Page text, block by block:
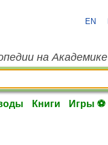
EN
на Академике
Книги Игры ⚽